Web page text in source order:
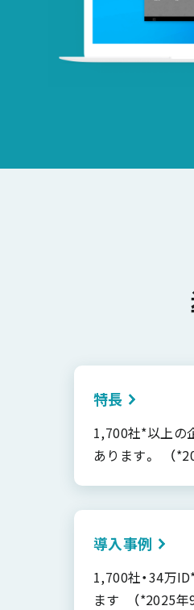
特長
1,700社*以上の
あります。 （
導入事例
1,700社・34万
ます （*2025年